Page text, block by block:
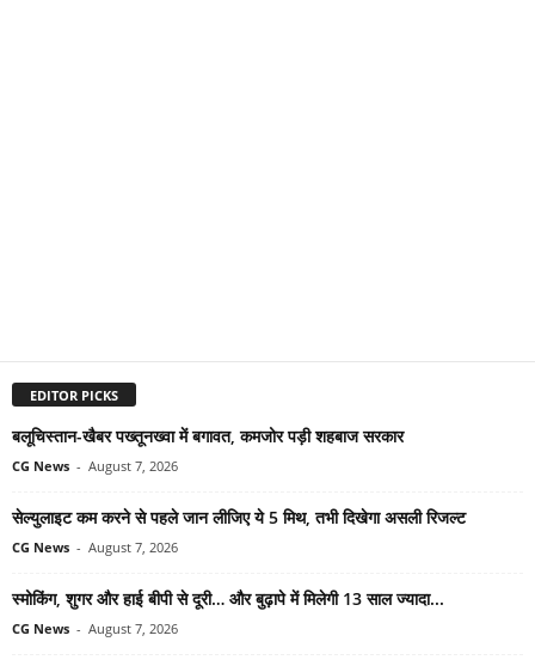
EDITOR PICKS
बलूचिस्तान-खैबर पख्तूनख्वा में बगावत, कमजोर पड़ी शहबाज सरकार
CG News - August 7, 2026
सेल्युलाइट कम करने से पहले जान लीजिए ये 5 मिथ, तभी दिखेगा असली रिजल्ट
CG News - August 7, 2026
स्मोकिंग, शुगर और हाई बीपी से दूरी… और बुढ़ापे में मिलेगी 13 साल ज्यादा...
CG News - August 7, 2026